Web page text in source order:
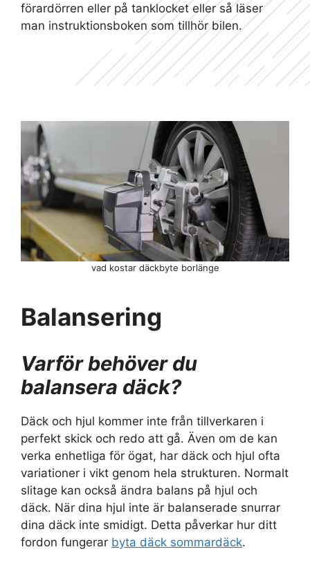
förardörren eller på tanklocket eller så läser
man instruktionsboken som tillhör bilen.
Balansering
Varför behöver du
balansera däck?
Däck och hjul kommer inte från tillverkaren i
perfekt skick och redo att gå. Även om de kan
verka enhetliga för ögat, har däck och hjul ofta
variationer i vikt genom hela strukturen. Normalt
slitage kan också ändra balans på hjul och
däck. När dina hjul inte är balanserade snurrar
dina däck inte smidigt. Detta påverkar hur ditt
fordon fungerar byta däck sommardäck.
vad kostar däckbyte borlänge